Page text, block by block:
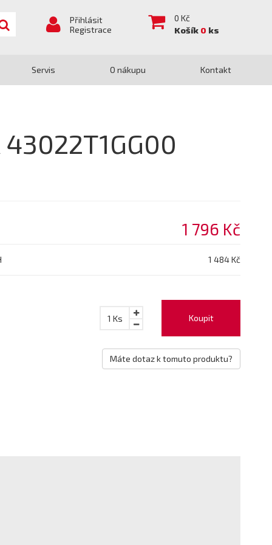
Přihlásit
Registrace
0 Kč
Košík 0 ks
Servis O nákupu Kontakt
1 796 Kč
1 484 Kč
Koupit
1 Ks
Máte dotaz k tomuto produktu?